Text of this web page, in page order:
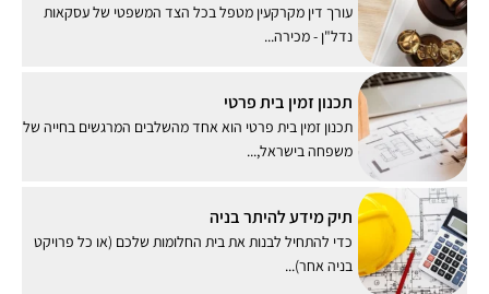
עורך דין מקרקעין מטפל בכל הצד המשפטי של עסקאות
נדל"ן - מכירה...
תכנון זמין בית פרטי
תכנון זמין בית פרטי הוא אחד מהשלבים המרגשים בחייה של
משפחה בישראל,...
תיק מידע להיתר בניה
כדי להתחיל לבנות את בית החלומות שלכם (או כל פרויקט
בניה אחר)...